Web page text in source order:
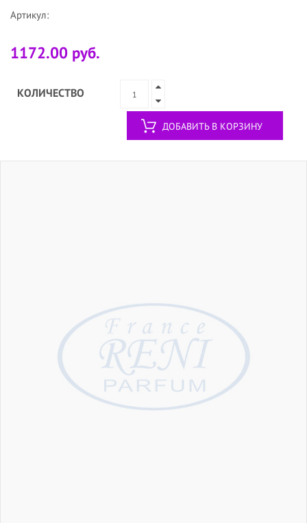
Артикул:
1172.00 руб.
КОЛИЧЕСТВО
ДОБАВИТЬ В КОРЗИНУ